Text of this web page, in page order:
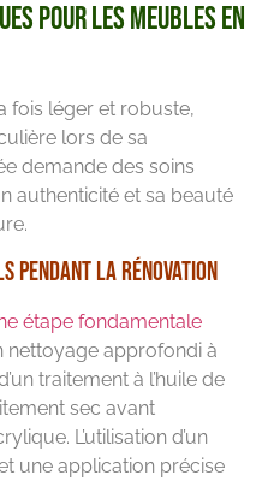
pour les meubles en
fois léger et robuste,
lors de sa
demande des soins
authenticité et sa beauté
pendant la rénovation
étape fondamentale
nettoyage approfondi à
traitement à l’huile de
sec avant
L’utilisation d’un
une application précise